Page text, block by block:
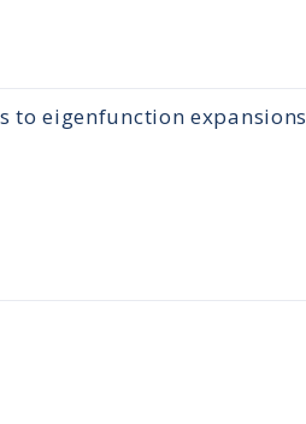
eigenfunction expansions